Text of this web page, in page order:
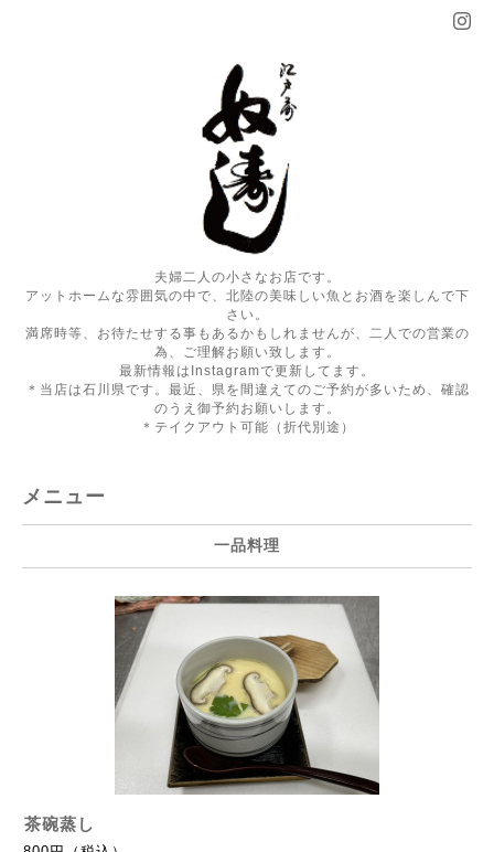
夫婦二人の小さなお店です。
アットホームな雰囲気の中で、北陸の美味しい魚とお酒を楽しんで下
さい。
満席時等、お待たせする事もあるかもしれませんが、二人での営業の
為、ご理解お願い致します。
最新情報はInstagramで更新してます。
＊当店は石川県です。最近、県を間違えてのご予約が多いため、確認
のうえ御予約お願いします。
＊テイクアウト可能（折代別途）
メニュー
一品料理
茶碗蒸し